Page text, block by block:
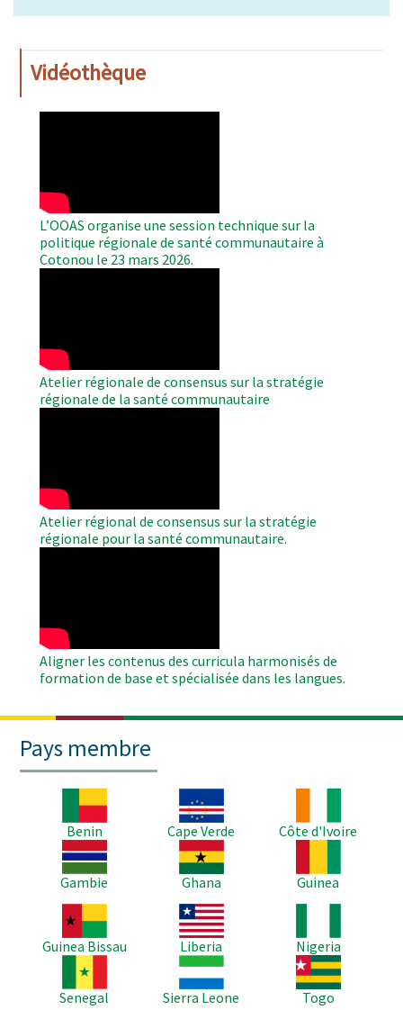
Vidéothèque
L’OOAS organise une session technique sur la
politique régionale de santé communautaire à
Cotonou le 23 mars 2026.
Atelier régionale de consensus sur la stratégie
régionale de la santé communautaire
Atelier régional de consensus sur la stratégie
régionale pour la santé communautaire.
Aligner les contenus des curricula harmonisés de
formation de base et spécialisée dans les langues.
Pays membre
Benin
Image
Cape Verde
Côte d'Ivoire
Image
Gambie
Image
Ghana
Guinea
Image
Guinea Bissau
Image
Liberia
Nigeria
Senegal
Image
Sierra Leone
Image
Togo